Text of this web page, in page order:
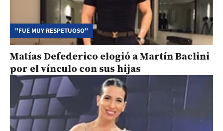
"FUE MUY RESPETUOSO"
Matías Defederico elogió a Martín Baclini
por el vínculo con sus hijas